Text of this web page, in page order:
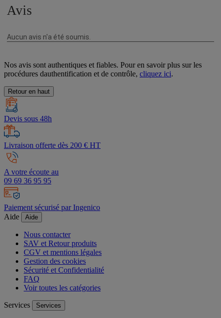
Nos avis sont authentiques et fiables. Pour en savoir plus sur les
procédures dauthentification et de contrôle, cliquez ici.
Retour en haut
Devis sous 48h
Livraison offerte dès 200 € HT
A votre écoute au
09 69 36 95 95
Paiement sécurisé par Ingenico
Aide
Aide
Nous contacter
SAV et Retour produits
CGV et mentions légales
Gestion des cookies
Sécurité et Confidentialité
FAQ
Voir toutes les catégories
Services Services